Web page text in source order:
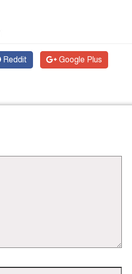
Reddit Google Plus